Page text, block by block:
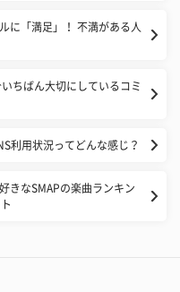
に「満足」！ 不満がある人
ちばん大切にしているコミ
利用状況ってどんな感じ？
きなSMAPの楽曲ランキン